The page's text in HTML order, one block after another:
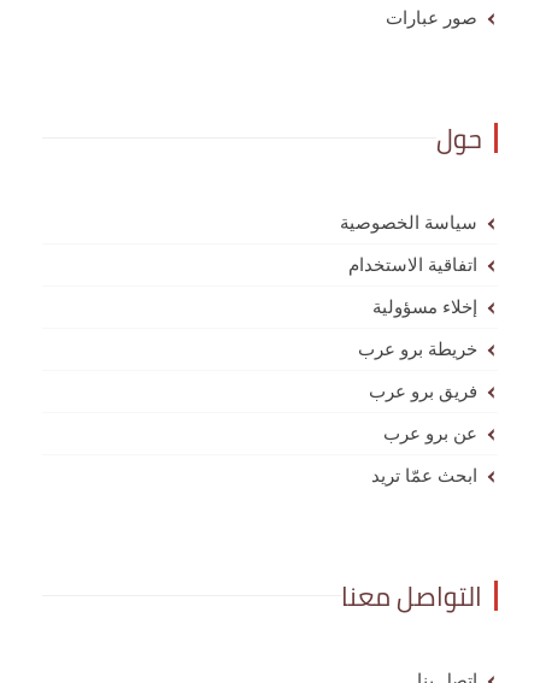
صور عبارات
حول
سياسة الخصوصية
اتفاقية الاستخدام
إخلاء مسؤولية
خريطة برو عرب
فريق برو عرب
عن برو عرب
ابحث عمّا تريد
التواصل معنا